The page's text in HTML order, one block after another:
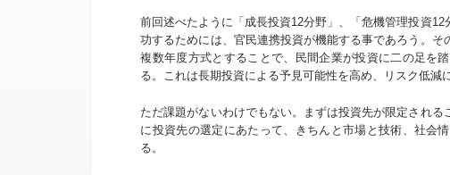
前回述べたように「成長投資12分野」、「危機管理投資
功するためには、官民連携投資が機能する事であろう。そ
複数年度方式とすることで、民間企業が投資に二の足を
る。これは長期投資による予見可能性を高め、リスク低減
ただ課題がないわけでもない。まずは投資先が限定され
に投資先の選定にあたって、きちんと市場と技術、社会
る。